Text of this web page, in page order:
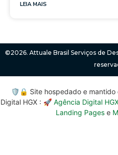
LEIA MAIS
©2026. Attuale Brasil Serviços de
🛡️🔒 Site hospedado e mantido
Digital HGX : 🚀 Agência Digital
Landing Pagese